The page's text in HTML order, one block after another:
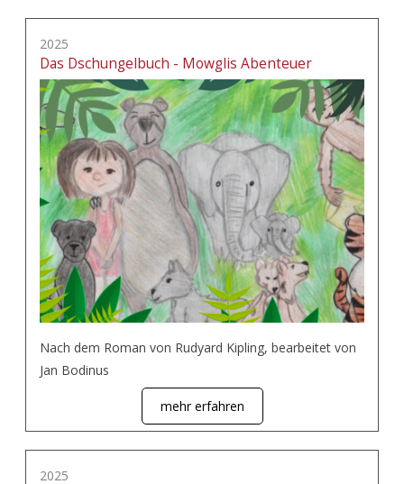
2025
Das Dschungelbuch - Mowglis Abenteuer
Nach dem Roman von Rudyard Kipling, bearbeitet von
Jan Bodinus
mehr erfahren
2025